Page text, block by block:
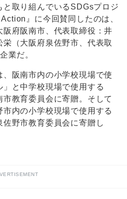
取り組んでいるSDGsプロジ
』に今回賛同したのは、
府阪南市、代表取締役：井
（大阪府泉佐野市、代表取
業だ。
阪南市内の小学校現場で使
と中学校現場で使用する
市教育委員会に寄贈。そして
内の小学校現場で使用する
佐野市教育委員会に寄贈し